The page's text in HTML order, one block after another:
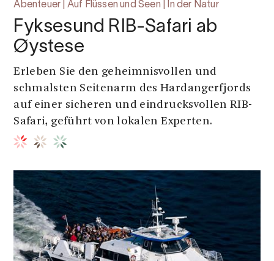
Abenteuer | Auf Flüssen und Seen | In der Natur
Fyksesund RIB-Safari ab
Øystese
Erleben Sie den geheimnisvollen und
schmalsten Seitenarm des Hardangerfjords
auf einer sicheren und eindrucksvollen RIB-
Safari, geführt von lokalen Experten.